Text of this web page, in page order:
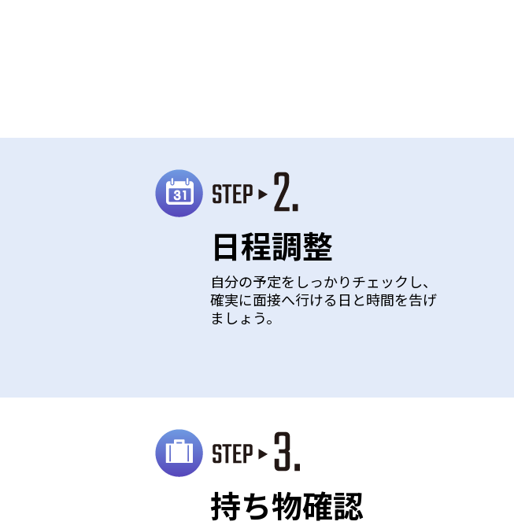
日程調整
自分の予定をしっかりチェックし、
確実に面接へ行ける日と時間を告げ
ましょう。
持ち物確認